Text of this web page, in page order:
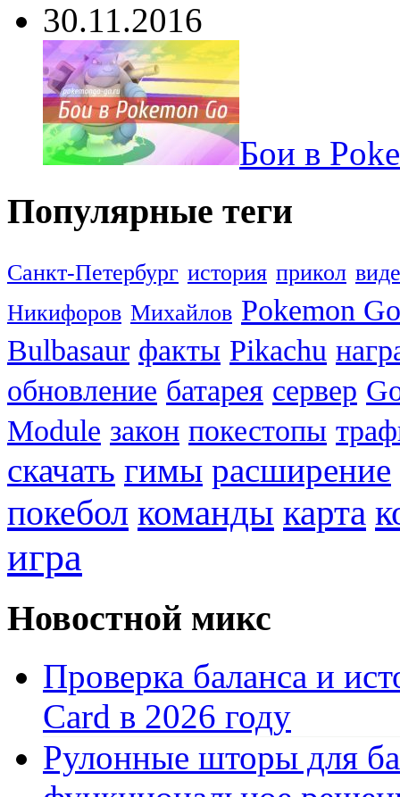
30.11.2016
Бои в
Популярные теги
Санкт-Петербург история прикол
Никифоров Михайлов Pokemon Go
Bulbasaur факты Pikachu
обновление батарея сервер
Module закон покестопы
скачать гимы расширение
покебол команды карта
игра
Новостной микс
Проверка баланса и
Card в 2026 году
Рулонные шторы для